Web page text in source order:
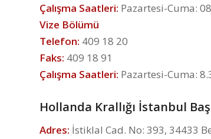
Çalışma Saatleri: Pazartesi-Cuma:
Vize Bölümü
Telefon: 409 18 20
Faks: 409 18 91
Çalışma Saatleri: Pazartesi-Cuma:
Hollanda Krallığı İstanbul
Adres: İstiklal Cad. No: 393, 34433